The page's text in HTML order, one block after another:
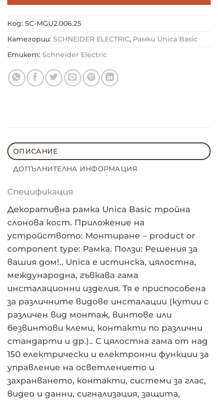
Код: SC-MGU2.006.25
Категории: SCHNEIDER ELECTRIC, Рамки Unica Basic
Етикет: Schneider Electric
ОПИСАНИЕ
ДОПЪЛНИТЕЛНА ИНФОРМАЦИЯ
Спецификация
Декоративна рамка Unica Basic тройна
слонова кост. Приложение на
устройството: Монтиране – product or
component type: Рамка. Ползи: Решения за
вашия дом!.. Unica e истинска, цялостна,
международна, гъвкава гама
инсталационни изделия. Тя е приспособена
за различните видове инсталации (кутии с
различен вид монтаж, винтове или
безвинтови клеми, контакти по различни
стандарти и др.).. С цялостна гама от над
150 електрически и електронни функции за
управление на осветлението и
захранването, контакти, системи за глас,
видео и данни, сигнализация, защита,